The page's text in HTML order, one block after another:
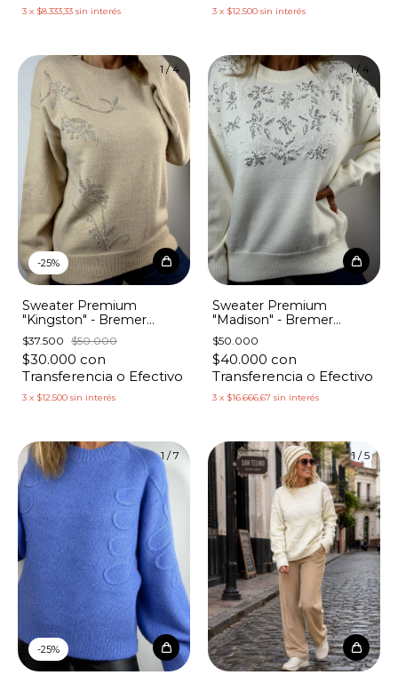
3 x $8.333,33 sin interés 3 x $12.500 sin interés
1/4
-25%
Sweater Premium
"Kingston" - Bremer
Grueso Flores Canutillos
$37.500 $50.000
$30.000 con
Transferencia o Efectivo
3 x $12.500 sin interés
1/ 4
Sweater Premium
"Madison" - Bremer
Grueso Flores Lentejuelas
$50.000
$40.000 con
Transferencia o Efectivo
3 x $16.666,67 sin interés
1 /7
-25%
1/5